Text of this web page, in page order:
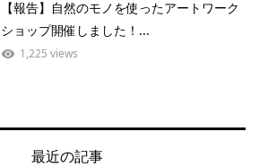
【報告】自然のモノを使ったアートワーク
ショップ開催しました！...
1,225 views
最近の記事